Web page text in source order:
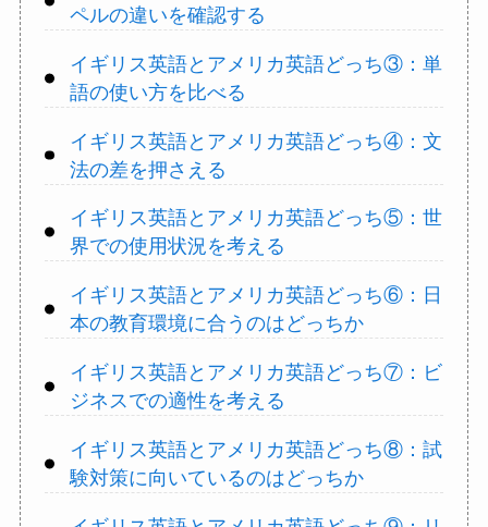
ペルの違いを確認する
イギリス英語とアメリカ英語どっち③：単
語の使い方を比べる
イギリス英語とアメリカ英語どっち④：文
法の差を押さえる
イギリス英語とアメリカ英語どっち⑤：世
界での使用状況を考える
イギリス英語とアメリカ英語どっち⑥：日
本の教育環境に合うのはどっちか
イギリス英語とアメリカ英語どっち⑦：ビ
ジネスでの適性を考える
イギリス英語とアメリカ英語どっち⑧：試
験対策に向いているのはどっちか